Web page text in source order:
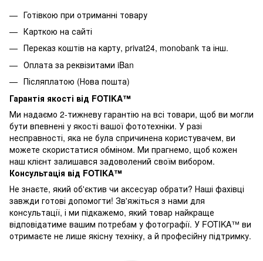
Готівкою при отриманні товару
Карткою на сайті
Переказ коштів на карту, privat24, monobank та інш.
Оплата за реквізитами iBan
Післяплатою (Нова пошта)
Гарантія якості від FOTIKA™
Ми надаємо 2-тижневу гарантію на всі товари, щоб ви могли
бути впевнені у якості вашої фототехніки. У разі
несправності, яка не була спричинена користувачем, ви
можете скористатися обміном. Ми прагнемо, щоб кожен
наш клієнт залишався задоволений своїм вибором.
Консультація від FOTIKA™
Не знаєте, який об'єктив чи аксесуар обрати? Наші фахівці
завжди готові допомогти! Зв'яжіться з нами для
консультації, і ми підкажемо, який товар найкраще
відповідатиме вашим потребам у фотографії. У FOTIKA™ ви
отримаєте не лише якісну техніку, а й професійну підтримку.